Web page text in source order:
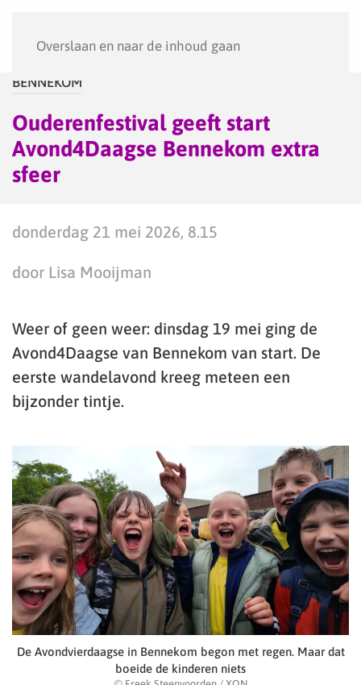
Overslaan en naar de inhoud gaan
BENNEKOM
Ouderenfestival geeft start
Avond4Daagse Bennekom extra
sfeer
donderdag 21 mei 2026, 8.15
door Lisa Mooijman
Weer of geen weer: dinsdag 19 mei ging de
Avond4Daagse van Bennekom van start. De
eerste wandelavond kreeg meteen een
bijzonder tintje.
De Avondvierdaagse in Bennekom begon met regen. Maar dat
boeide de kinderen niets